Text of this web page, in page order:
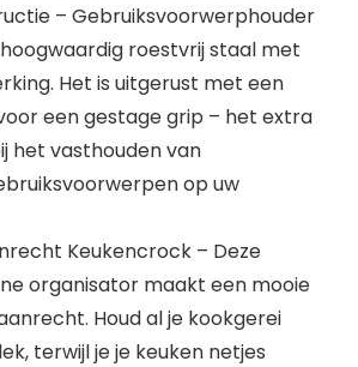
– Gebruiksvoorwerphouder
roestvrij staal met
Het is uitgerust met een
een gestage grip – het extra
het vasthouden van
op uw
Keukencrock – Deze
organisator maakt een mooie
Houd al je kookgerei
terwijl je je keuken netjes